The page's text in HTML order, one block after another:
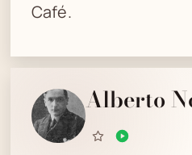
Café.
Alberto